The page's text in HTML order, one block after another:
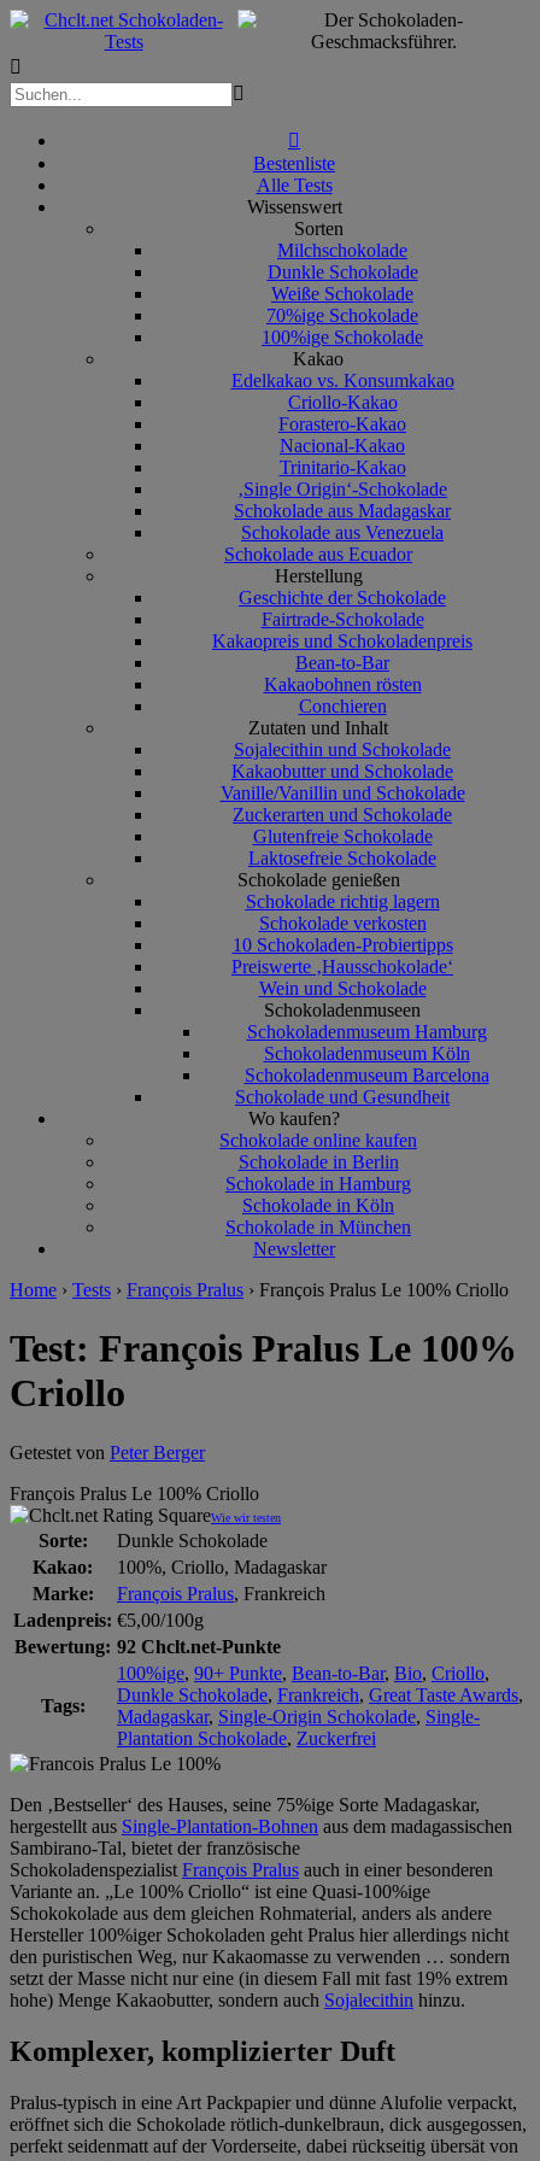



Bestenliste
Alle Tests
Wissenswert
Sorten
Milchschokolade
Dunkle Schokolade
Weiße Schokolade
70%ige Schokolade
100%ige Schokolade
Kakao
Edelkakao vs. Konsumkakao
Criollo-Kakao
Forastero-Kakao
Nacional-Kakao
Trinitario-Kakao
‚Single Origin‘-Schokolade
Schokolade aus Madagaskar
Schokolade aus Venezuela
Schokolade aus Ecuador
Herstellung
Geschichte der Schokolade
Fairtrade-Schokolade
Kakaopreis und Schokoladenpreis
Bean-to-Bar
Kakaobohnen rösten
Conchieren
Zutaten und Inhalt
Sojalecithin und Schokolade
Kakaobutter und Schokolade
Vanille/Vanillin und Schokolade
Zuckerarten und Schokolade
Glutenfreie Schokolade
Laktosefreie Schokolade
Schokolade genießen
Schokolade richtig lagern
Schokolade verkosten
10 Schokoladen-Probiertipps
Preiswerte ‚Hausschokolade‘
Wein und Schokolade
Schokoladenmuseen
Schokoladenmuseum Hamburg
Schokoladenmuseum Köln
Schokoladenmuseum Barcelona
Schokolade und Gesundheit
Wo kaufen?
Schokolade online kaufen
Schokolade in Berlin
Schokolade in Hamburg
Schokolade in Köln
Schokolade in München
Newsletter
Home › Tests › François Pralus › François Pralus Le 100% Criollo
Test: François Pralus Le 100%
Criollo
Getestet von Peter Berger
François Pralus Le 100% Criollo
Wie wir testen
Sorte:
Dunkle Schokolade
Kakao:
100%, Criollo, Madagaskar
Marke:
François Pralus, Frankreich
Ladenpreis: €5,00/100g
Bewertung: 92 Chclt.net-Punkte
Tags:
100%ige, 90+ Punkte, Bean-to-Bar, Bio, Criollo,
Dunkle Schokolade, Frankreich, Great Taste Awards,
Madagaskar, Single-Origin Schokolade, Single-
Plantation Schokolade, Zuckerfrei
Den ‚Bestseller‘ des Hauses, seine 75%ige Sorte Madagaskar,
hergestellt aus Single-Plantation-Bohnen aus dem madagassischen
Sambirano-Tal, bietet der französische
Schokoladenspezialist François Pralus auch in einer besonderen
Variante an. „Le 100% Criollo“ ist eine Quasi-100%ige
Schokokolade aus dem gleichen Rohmaterial, anders als andere
Hersteller 100%iger Schokoladen geht Pralus hier allerdings nicht
den puristischen Weg, nur Kakaomasse zu verwenden … sondern
setzt der Masse nicht nur eine (in diesem Fall mit fast 19% extrem
hohe) Menge Kakaobutter, sondern auch Sojalecithin hinzu.
Komplexer, komplizierter Duft
Pralus-typisch in eine Art Packpapier und dünne Alufolie verpackt,
eröffnet sich die Schokolade rötlich-dunkelbraun, dick ausgegossen,
perfekt seidenmatt auf der Vorderseite, dabei rückseitig übersät von